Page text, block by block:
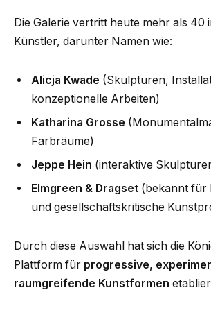
Die Galerie vertritt heute mehr als 40
Künstler, darunter Namen wie:
Alicja Kwade (Skulpturen,
konzeptionelle Arbeiten)
Katharina Grosse
Farbräume)
Jeppe Hein (interaktive
Elmgreen & Dragset (bekannt für
und gesellschaftskritische
Durch diese Auswahl hat sich die
Plattform für progressive,
raumgreifende Kunstformen